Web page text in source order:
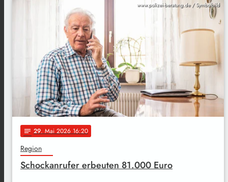
www.polizei-beratung.de / Symbolbild
notes 29. Mai 2026 16:20
Region
Schockanrufer erbeuten 81.000 Euro